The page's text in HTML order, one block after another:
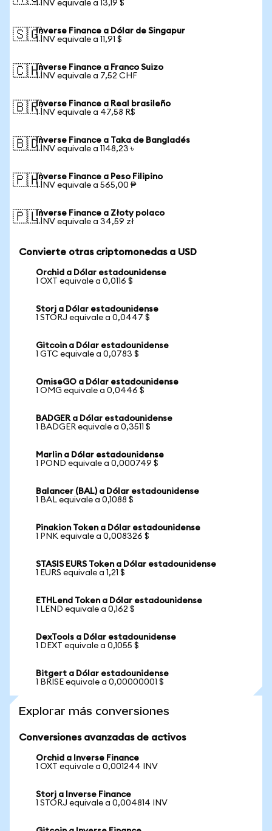
1 INV equivale a 13,19 $
🇸🇬Inverse Finance a Dólar de Singapur
1 INV equivale a 11,91 $
🇨🇭Inverse Finance a Franco Suizo
1 INV equivale a 7,52 CHF
🇧🇷Inverse Finance a Real brasileño
1 INV equivale a 47,58 R$
🇧🇩Inverse Finance a Taka de Bangladés
1 INV equivale a 1148,23 ৳
🇵🇭Inverse Finance a Peso Filipino
1 INV equivale a 565,00 ₱
🇵🇱Inverse Finance a Złoty polaco
1 INV equivale a 34,59 zł
Convierte otras criptomonedas a USD
Orchid a Dólar estadounidense
1 OXT equivale a 0,0116 $
Storj a Dólar estadounidense
1 STORJ equivale a 0,0447 $
Gitcoin a Dólar estadounidense
1 GTC equivale a 0,0783 $
OmiseGO a Dólar estadounidense
1 OMG equivale a 0,0446 $
BADGER a Dólar estadounidense
1 BADGER equivale a 0,3511 $
Marlin a Dólar estadounidense
1 POND equivale a 0,000749 $
Balancer (BAL) a Dólar estadounidense
1 BAL equivale a 0,1088 $
Pinakion Token a Dólar estadounidense
1 PNK equivale a 0,008326 $
STASIS EURS Token a Dólar estadounidense
1 EURS equivale a 1,21 $
ETHLend Token a Dólar estadounidense
1 LEND equivale a 0,162 $
DexTools a Dólar estadounidense
1 DEXT equivale a 0,1055 $
Bitgert a Dólar estadounidense
1 BRISE equivale a 0,00000001 $
Explorar más conversiones
Conversiones avanzadas de activos
Orchid a Inverse Finance
1 OXT equivale a 0,001244 INV
Storj a Inverse Finance
1 STORJ equivale a 0,004814 INV